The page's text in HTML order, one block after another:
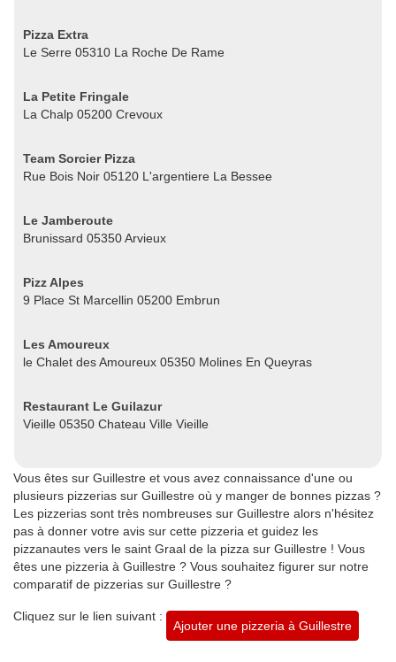
Pizza Extra
Le Serre 05310 La Roche De Rame
La Petite Fringale
La Chalp 05200 Crevoux
Team Sorcier Pizza
Rue Bois Noir 05120 L'argentiere La Bessee
Le Jamberoute
Brunissard 05350 Arvieux
Pizz Alpes
9 Place St Marcellin 05200 Embrun
Les Amoureux
le Chalet des Amoureux 05350 Molines En Queyras
Restaurant Le Guilazur
Vieille 05350 Chateau Ville Vieille
Vous êtes sur Guillestre et vous avez connaissance d'une ou
plusieurs pizzerias sur Guillestre où y manger de bonnes pizzas ?
Les pizzerias sont très nombreuses sur Guillestre alors n'hésitez
pas à donner votre avis sur cette pizzeria et guidez les
pizzanautes vers le saint Graal de la pizza sur Guillestre ! Vous
êtes une pizzeria à Guillestre ? Vous souhaitez figurer sur notre
comparatif de pizzerias sur Guillestre ?
Cliquez sur le lien suivant :
Ajouter une pizzeria à Guillestre